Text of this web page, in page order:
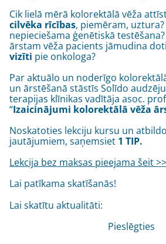
Cik lielā mērā kolorektālā vēža
cilvēka rīcības, piemēram,
nepieciešama ģenētiskā
ārstam vēža pacients jāmudina
vizīti pie onkologa?
Par aktuālo un noderīgo
un ārstēšanā stāstīs Solīdo
terapijas klīnikas vadītāja asoc.
“Izaicinājumi kolorektālā vēža
Noskatoties lekciju kursu un
jautājumiem, saņemsiet 1 TIP.
Lekcija bez maksas pieejama šeit
Lai patīkama skatīšanās!
Lai skatītu aktualitāti:
Pieslēgties